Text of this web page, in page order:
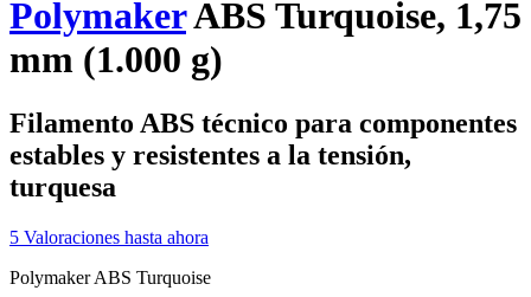
PolymakerABS Turquoise, 1,75
mm (1.000 g)
Filamento ABS técnico para componentes
estables y resistentes a la tensión,
turquesa
5 Valoraciones hasta ahora
Polymaker ABS Turquoise